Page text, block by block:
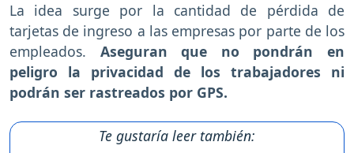
La idea surge por la cantidad de pérdida de
tarjetas de ingreso a las empresas por parte de los
empleados. Aseguran que no pondrán en
peligro la privacidad de los trabajadores ni
podrán ser rastreados por GPS.
Te gustaría leer también: